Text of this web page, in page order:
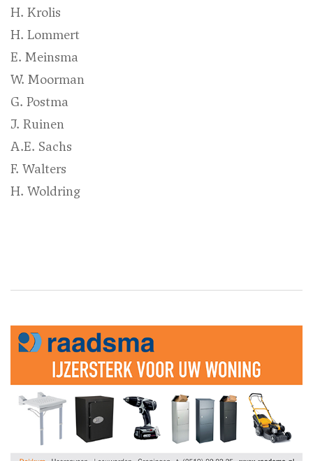
H. Krolis
H. Lommert
E. Meinsma
W. Moorman
G. Postma
J. Ruinen
A.E. Sachs
F. Walters
H. Woldring